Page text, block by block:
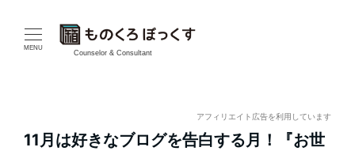
MENU
Counselor & Consultant
アフィリエイト広告を利用しています
11月は好きなブログを告白する月！『お世